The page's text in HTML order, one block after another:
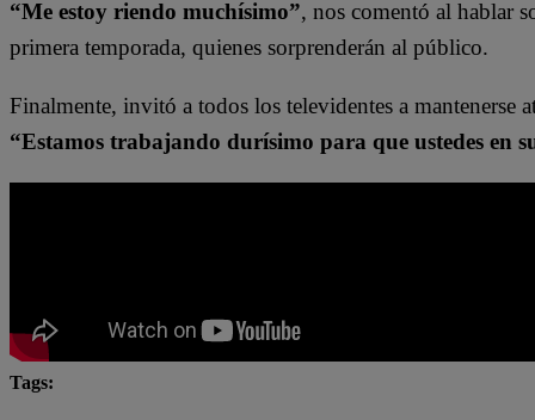
“Me estoy riendo muchísimo”, nos comentó al hablar
primera temporada, quienes sorprenderán al público.
Finalmente, invitó a todos los televidentes a mantenerse
“Estamos trabajando durísimo para que ustedes en
Tags: